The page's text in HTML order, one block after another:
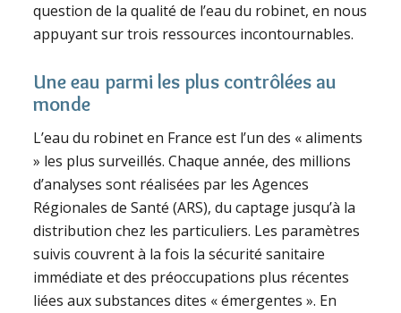
question de la qualité de l’eau du robinet, en nous
appuyant sur trois ressources incontournables.
Une eau parmi les plus contrôlées au
monde
L’eau du robinet en France est l’un des « aliments
» les plus surveillés. Chaque année, des millions
d’analyses sont réalisées par les Agences
Régionales de Santé (ARS), du captage jusqu’à la
distribution chez les particuliers. Les paramètres
suivis couvrent à la fois la sécurité sanitaire
immédiate et des préoccupations plus récentes
liées aux substances dites « émergentes ». En